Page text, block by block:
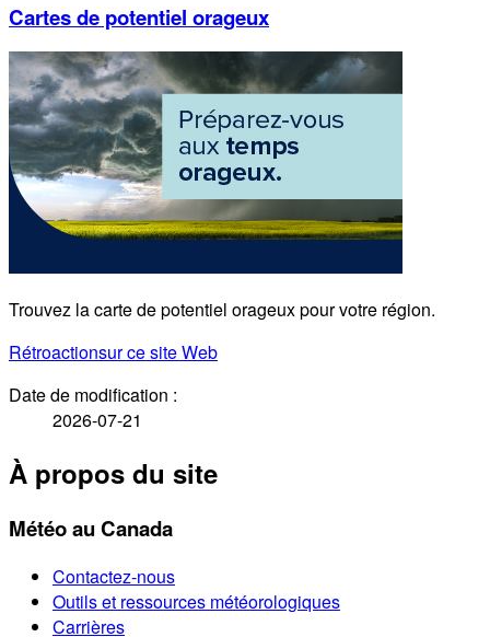
Cartes de potentiel orageux
Trouvez la carte de potentiel orageux pour votre région.
Rétroactionsur ce site Web
Date de modification :
2026-07-21
À propos du site
Météo au Canada
Contactez-nous
Outils et ressources météorologiques
Carrières